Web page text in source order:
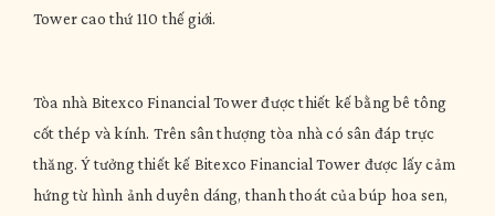
Tower cao thứ 110 thế giới.
Tòa nhà Bitexco Financial Tower được thiết kế bằng bê tông
cốt thép và kính. Trên sân thượng tòa nhà có sân đáp trực
thăng. Ý tưởng thiết kế Bitexco Financial Tower được lấy cảm
hứng từ hình ảnh duyên dáng, thanh thoát của búp hoa sen,